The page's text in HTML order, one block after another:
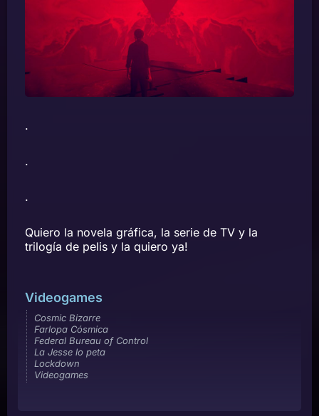
.
.
.
Quiero la novela gráfica, la serie de TV y la
trilogía de pelis y la quiero ya!
Videogames
Cosmic Bizarre
Farlopa Cósmica
Federal Bureau of Control
La Jesse lo peta
Lockdown
Videogames